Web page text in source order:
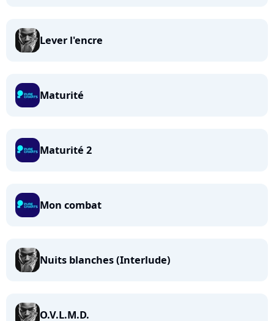
Lever l'encre
Maturité
Maturité 2
Mon combat
Nuits blanches (Interlude)
O.V.L.M.D.